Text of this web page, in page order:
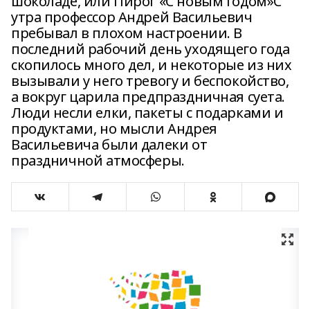
утра профессор Андрей Васильевич
пребывал в плохом настроении. В
последний рабочий день уходящего года
скопилось много дел, и некоторые из них
вызывали у него тревогу и беспокойство,
а вокруг царила предпраздничная суета.
Люди несли елки, пакеты с подарками и
продуктами, но мысли Андрея
Васильевича были далеки от
праздничной атмосферы.